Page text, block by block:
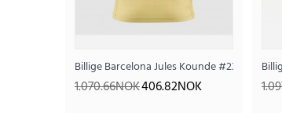
Billige Barcelona Jules Kounde #23
1.070.66NOK406.82NOK